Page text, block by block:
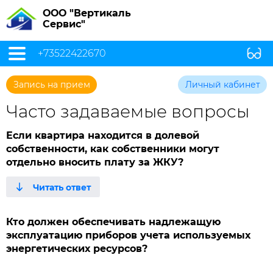
ООО "Вертикаль
Сервис"
+73522422670
Запись на прием Личный кабинет
Часто задаваемые вопросы
Если квартира находится в долевой
собственности, как собственники могут
отдельно вносить плату за ЖКУ?
Кто должен обеспечивать надлежащую
эксплуатацию приборов учета используемых
энергетических ресурсов?